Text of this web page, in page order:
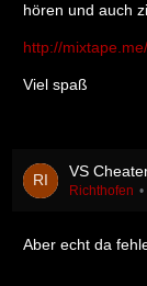
hören und auch
http://
Viel spaß
VS
Richthofen
Aber echt da